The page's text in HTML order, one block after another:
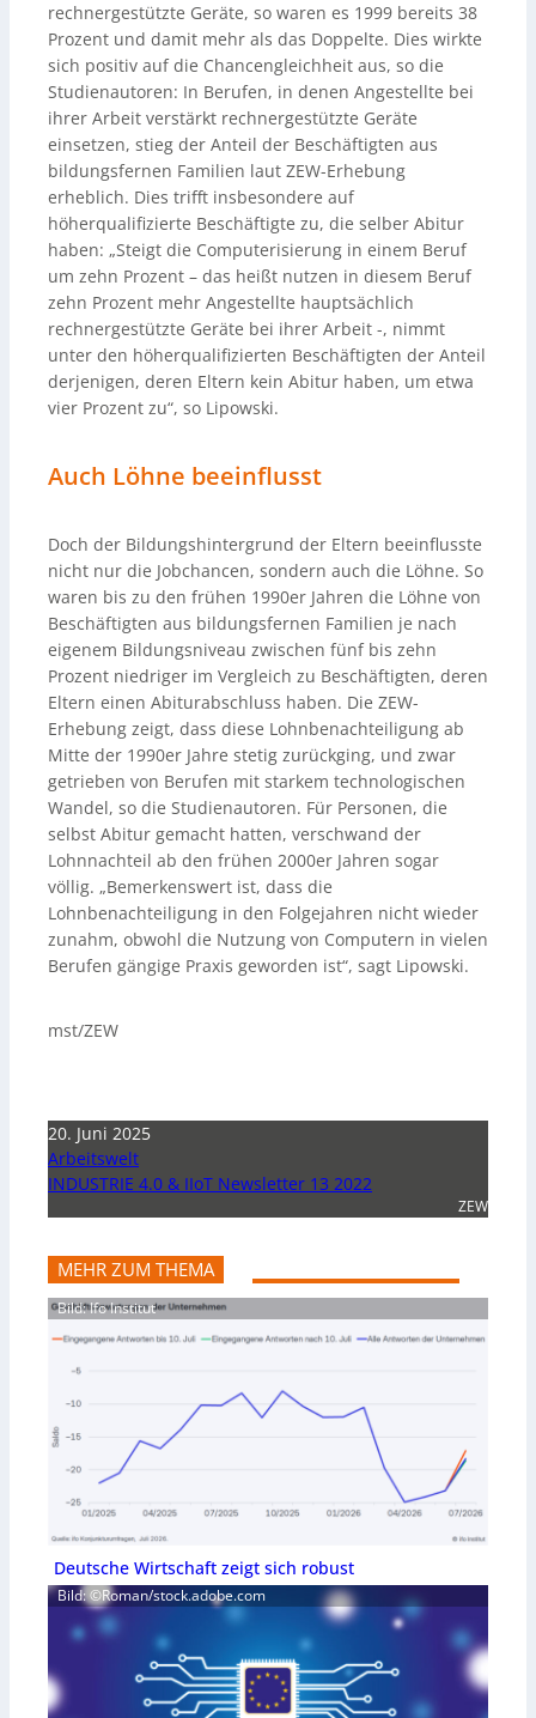
rechnergestützte Geräte, so waren es 1999 bereits 38
Prozent und damit mehr als das Doppelte. Dies wirkte
sich positiv auf die Chancengleichheit aus, so die
Studienautoren: In Berufen, in denen Angestellte bei
ihrer Arbeit verstärkt rechnergestützte Geräte
einsetzen, stieg der Anteil der Beschäftigten aus
bildungsfernen Familien laut ZEW-Erhebung
erheblich. Dies trifft insbesondere auf
höherqualifizierte Beschäftigte zu, die selber Abitur
haben: „Steigt die Computerisierung in einem Beruf
um zehn Prozent – das heißt nutzen in diesem Beruf
zehn Prozent mehr Angestellte hauptsächlich
rechnergestützte Geräte bei ihrer Arbeit -, nimmt
unter den höherqualifizierten Beschäftigten der Anteil
derjenigen, deren Eltern kein Abitur haben, um etwa
vier Prozent zu“, so Lipowski.
Auch Löhne beeinflusst
Doch der Bildungshintergrund der Eltern beeinflusste
nicht nur die Jobchancen, sondern auch die Löhne. So
waren bis zu den frühen 1990er Jahren die Löhne von
Beschäftigten aus bildungsfernen Familien je nach
eigenem Bildungsniveau zwischen fünf bis zehn
Prozent niedriger im Vergleich zu Beschäftigten, deren
Eltern einen Abiturabschluss haben. Die ZEW-
Erhebung zeigt, dass diese Lohnbenachteiligung ab
Mitte der 1990er Jahre stetig zurückging, und zwar
getrieben von Berufen mit starkem technologischen
Wandel, so die Studienautoren. Für Personen, die
selbst Abitur gemacht hatten, verschwand der
Lohnnachteil ab den frühen 2000er Jahren sogar
völlig. „Bemerkenswert ist, dass die
Lohnbenachteiligung in den Folgejahren nicht wieder
zunahm, obwohl die Nutzung von Computern in vielen
Berufen gängige Praxis geworden ist“, sagt Lipowski.
mst/ZEW
20. Juni 2025
Arbeitswelt
INDUSTRIE 4.0 & IIoT Newsletter 13 2022
ZEW
MEHR ZUM THEMA
Bild: Ifo Institut
Deutsche Wirtschaft zeigt sich robust
Bild: ©Roman/stock.adobe.com